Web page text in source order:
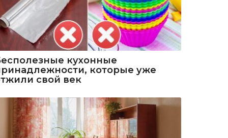
кухонные
которые уже
свой век